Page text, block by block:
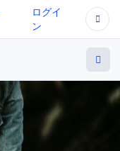
ログイ
ン